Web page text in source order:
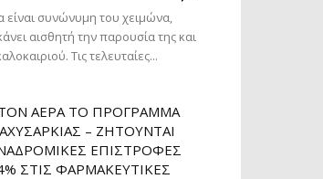
είναι συνώνυμη του χειμώνα,
αισθητή την παρουσία της και
Τις τελευταίες...
ΑΈΡΑ ΤΟ ΠΡΌΓΡΑΜΜΑ
– ΖΗΤΟΎΝΤΑΙ
ΕΠΙΣΤΡΟΦΈΣ
ΣΤΙΣ ΦΑΡΜΑΚΕΥΤΙΚΈΣ